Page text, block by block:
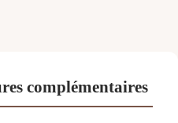
complémentaires